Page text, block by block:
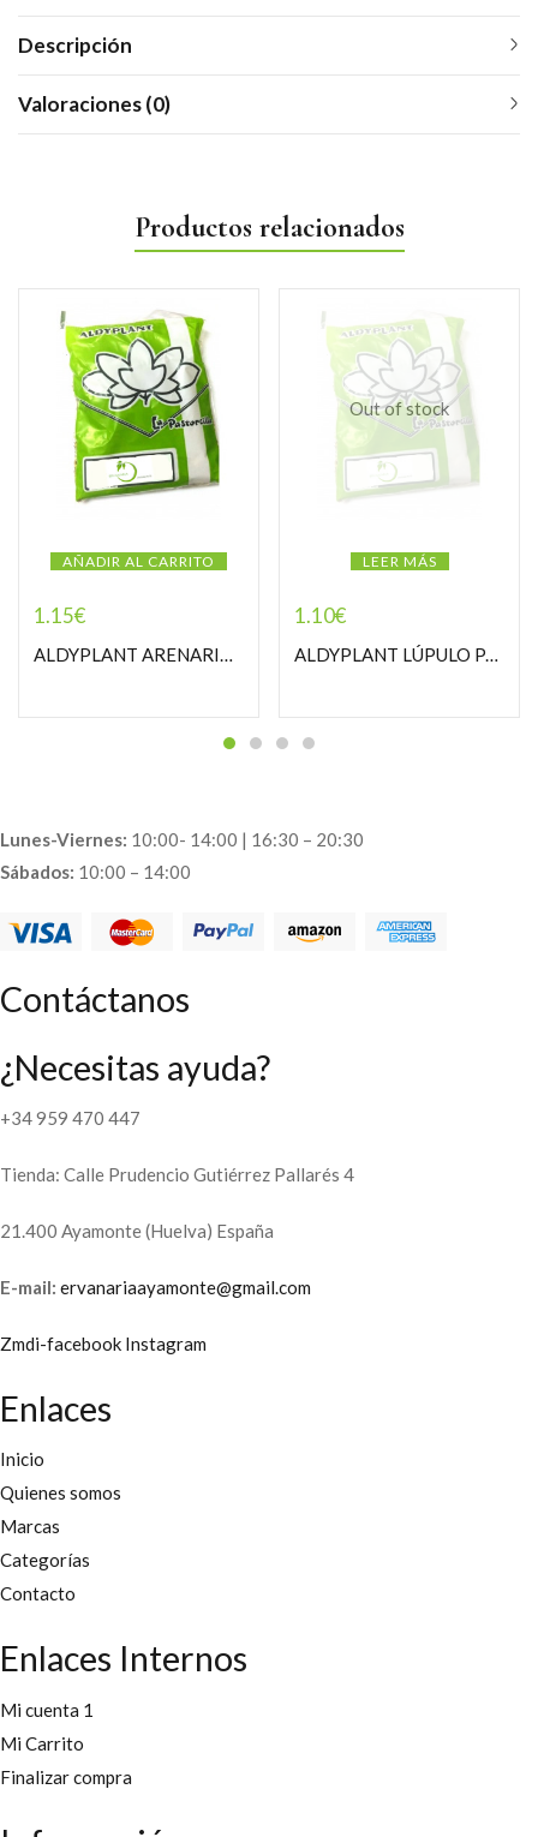
Descripción
Valoraciones (0)
Productos relacionados
AÑADIR AL CARRITO
1.15€
ALDYPLANT ARENARIA PASTORCILLA
Out of stock
LEER MÁS
1.10€
ALDYPLANT LÚPULO PASTORCILLA
Lunes-Viernes: 10:00- 14:00 | 16:30 – 20:30
Sábados: 10:00 – 14:00
Contáctanos
¿Necesitas ayuda?
+34 959 470 447
Tienda: Calle Prudencio Gutiérrez Pallarés 4
21.400 Ayamonte (Huelva) España
E-mail: ervanariaayamonte@gmail.com
Zmdi-facebook Instagram
Enlaces
Inicio
Quienes somos
Marcas
Categorías
Contacto
Enlaces Internos
Mi cuenta 1
Mi Carrito
Finalizar compra